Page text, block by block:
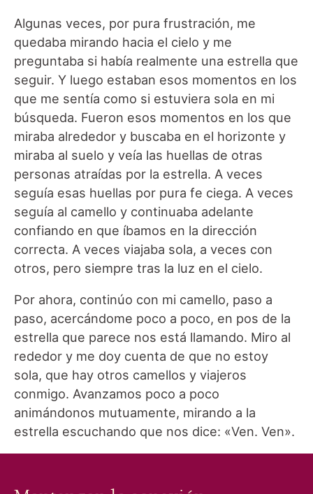
Algunas veces, por pura frustración, me
quedaba mirando hacia el cielo y me
preguntaba si había realmente una estrella que
seguir. Y luego estaban esos momentos en los
que me sentía como si estuviera sola en mi
búsqueda. Fueron esos momentos en los que
miraba alrededor y buscaba en el horizonte y
miraba al suelo y veía las huellas de otras
personas atraídas por la estrella. A veces
seguía esas huellas por pura fe ciega. A veces
seguía al camello y continuaba adelante
confiando en que íbamos en la dirección
correcta. A veces viajaba sola, a veces con
otros, pero siempre tras la luz en el cielo.
Por ahora, continúo con mi camello, paso a
paso, acercándome poco a poco, en pos de la
estrella que parece nos está llamando. Miro al
rededor y me doy cuenta de que no estoy
sola, que hay otros camellos y viajeros
conmigo. Avanzamos poco a poco
animándonos mutuamente, mirando a la
estrella escuchando que nos dice: «Ven. Ven».